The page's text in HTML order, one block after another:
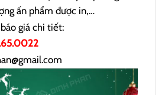
ấn phẩm được in,…
giá chi tiết: